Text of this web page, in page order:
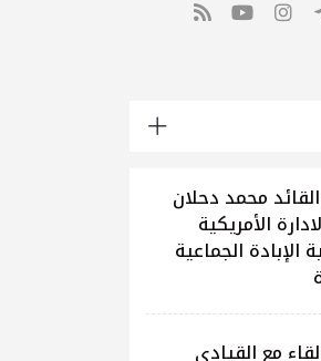
القيادي
محمد دحلان
الحرب